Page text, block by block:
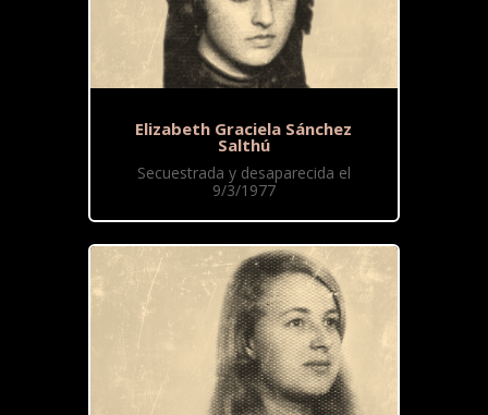
Elizabeth Graciela Sánchez
Salthú
Secuestrada y desaparecida el
9/3/1977